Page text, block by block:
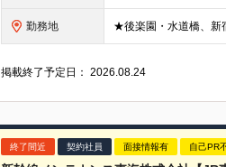
勤務地
掲載終了予定日：2026.08.24
終了間近 契約社員 面接情報有 自己PR